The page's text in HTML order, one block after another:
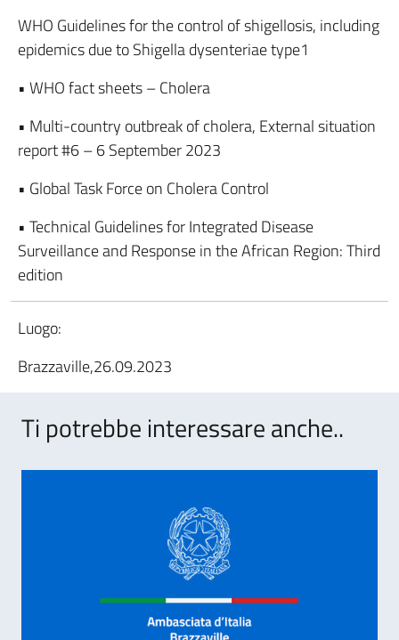
WHO Guidelines for the control of shigellosis, including
epidemics due to Shigella dysenteriae type1
• WHO fact sheets – Cholera
• Multi-country outbreak of cholera, External situation
report #6 – 6 September 2023
• Global Task Force on Cholera Control
• Technical Guidelines for Integrated Disease
Surveillance and Response in the African Region: Third
edition
Luogo:
Brazzaville,26.09.2023
Ti potrebbe interessare anche..